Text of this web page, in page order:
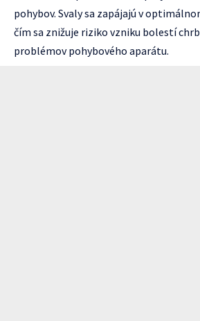
pohybov. Svaly sa zapájajú v
čím sa znižuje riziko vzniku bolestí
problémov pohybového aparátu.